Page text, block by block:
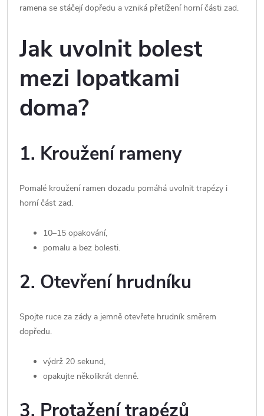
ramena se stáčejí dopředu a vzniká přetížení horní části zad.
Jak uvolnit bolest
mezi lopatkami
doma?
1. Kroužení rameny
Pomalé kroužení ramen dozadu pomáhá uvolnit trapézy i
horní část zad.
10–15 opakování,
pomalu a bez bolesti.
2. Otevření hrudníku
Spojte ruce za zády a jemně otevřete hrudník směrem
dopředu.
výdrž 20 sekund,
opakujte několikrát denně.
3. Protažení trapézů